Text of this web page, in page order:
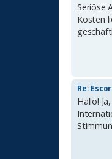
Seriöse
Kosten
Re:
Hallo!